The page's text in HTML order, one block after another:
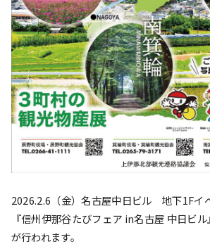
2026.2.6（金）名古屋中日ビル 地下1Fイ
『信州伊那谷たびフェア in名古屋 中日ビル
が行われます。